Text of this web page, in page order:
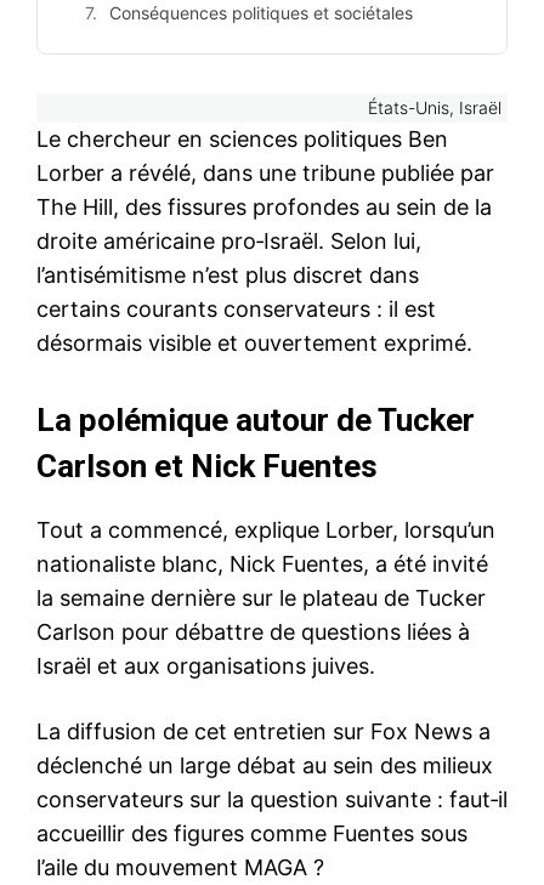
Conséquences politiques et sociétales
États-Unis, Israël
Le chercheur en sciences politiques Ben
Lorber a révélé, dans une tribune publiée par
The Hill, des fissures profondes au sein de la
droite américaine pro‑Israël. Selon lui,
l’antisémitisme n’est plus discret dans
certains courants conservateurs : il est
désormais visible et ouvertement exprimé.
La polémique autour de Tucker
Carlson et Nick Fuentes
Tout a commencé, explique Lorber, lorsqu’un
nationaliste blanc, Nick Fuentes, a été invité
la semaine dernière sur le plateau de Tucker
Carlson pour débattre de questions liées à
Israël et aux organisations juives.
La diffusion de cet entretien sur Fox News a
déclenché un large débat au sein des milieux
conservateurs sur la question suivante : faut‑il
accueillir des figures comme Fuentes sous
l’aile du mouvement MAGA ?